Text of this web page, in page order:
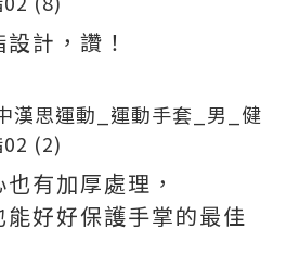
計，讚！
有加厚處理，
好好保護手掌的最佳